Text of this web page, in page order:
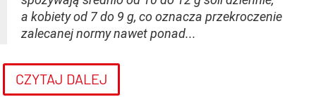
a kobiety od 7 do 9 g, co oznacza przekroczenie
zalecanej normy nawet ponad...
CZYTAJ DALEJ